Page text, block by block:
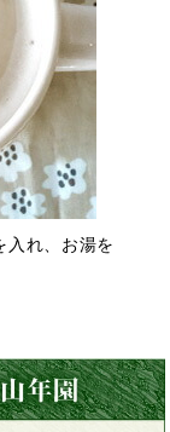
入れ、お湯を